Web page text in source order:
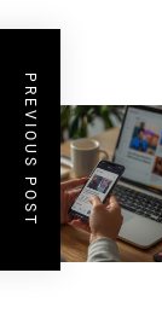
PREVIOUS POST